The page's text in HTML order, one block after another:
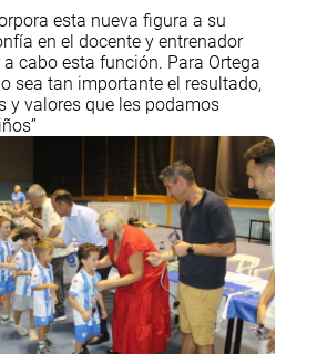
esta nueva figura a su
en el docente y entrenador
cabo esta función. Para Ortega
sea tan importante el resultado,
y valores que les podamos